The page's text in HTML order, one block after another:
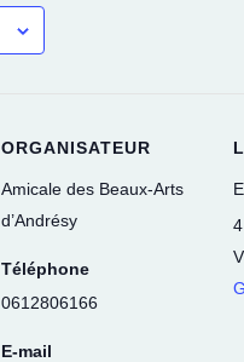
ORGANISATEUR
Amicale des Beaux-Arts
d’Andrésy
Téléphone
0612806166
E-mail